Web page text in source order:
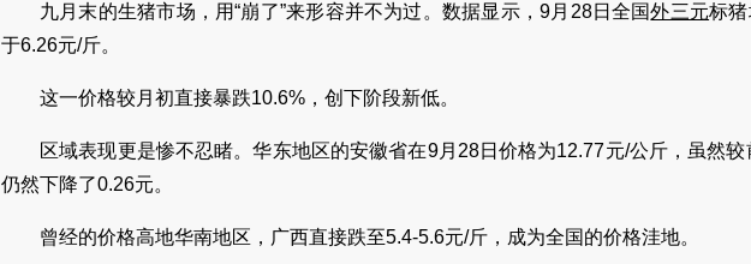
九月末的生猪市场，用“崩了”来形容并不为过。数据显示，9月28日全国外三元标
于6.26元/斤。
这一价格较月初直接暴跌10.6%，创下阶段新低。
区域表现更是惨不忍睹。华东地区的安徽省在9月28日价格为12.77元/公斤，虽然
仍然下降了0.26元。
曾经的价格高地华南地区，广西直接跌至5.4-5.6元/斤，成为全国的价格洼地。